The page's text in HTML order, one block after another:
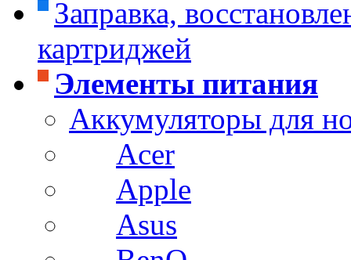
Заправка,
картриджей
Элементы питания
Аккумуляторы для
Acer
Apple
Asus